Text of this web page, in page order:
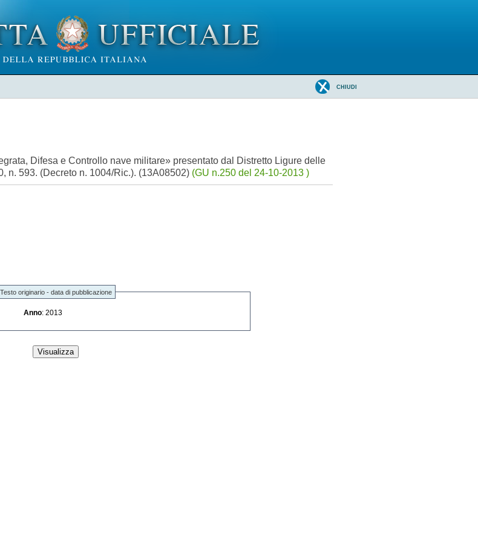
CHIUDI
Difesa e Controllo nave militare» presentato dal Distretto Ligure delle
n. 593. (Decreto n. 1004/Ric.). (13A08502) (GU n.250 del 24-10-2013 )
Testo originario - data di pubblicazione
Anno : 2013